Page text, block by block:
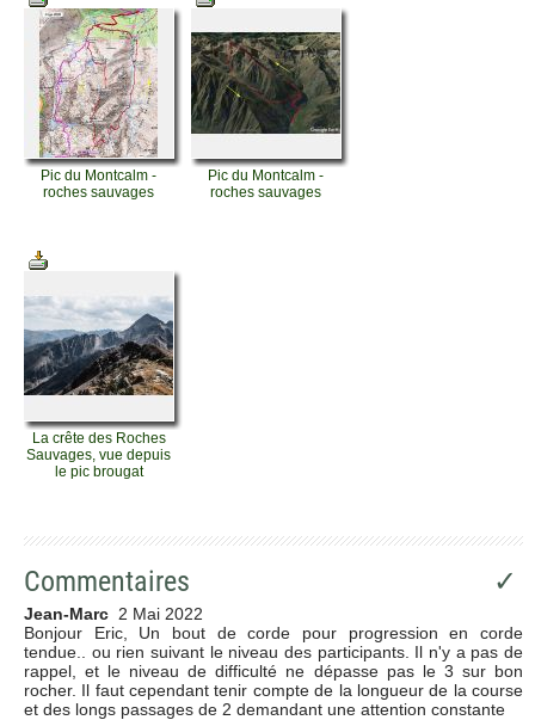
Pic du Montcalm -
roches sauvages
Pic du Montcalm -
roches sauvages
La crête des Roches
Sauvages, vue depuis
le pic brougat
Commentaires ✓
Jean-Marc 2 Mai 2022
Bonjour Eric, Un bout de corde pour progression en corde
tendue.. ou rien suivant le niveau des participants. Il n'y a pas de
rappel, et le niveau de difficulté ne dépasse pas le 3 sur bon
rocher. Il faut cependant tenir compte de la longueur de la course
et des longs passages de 2 demandant une attention constante